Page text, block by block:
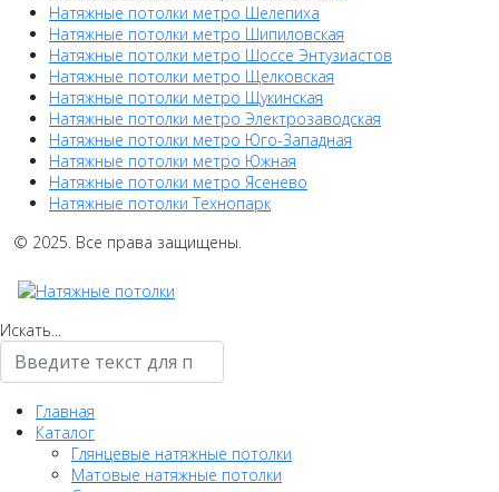
Натяжные потолки метро Шелепиха
Натяжные потолки метро Шипиловская
Натяжные потолки метро Шоссе Энтузиастов
Натяжные потолки метро Щелковская
Натяжные потолки метро Щукинская
Натяжные потолки метро Электрозаводская
Натяжные потолки метро Юго-Западная
Натяжные потолки метро Южная
Натяжные потолки метро Ясенево
Натяжные потолки Технопарк
© 2025. Все права защищены.
Искать...
Главная
Каталог
Глянцевые натяжные потолки
Матовые натяжные потолки